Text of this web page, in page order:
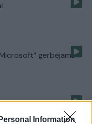
Information
gerbėjams
žmonių